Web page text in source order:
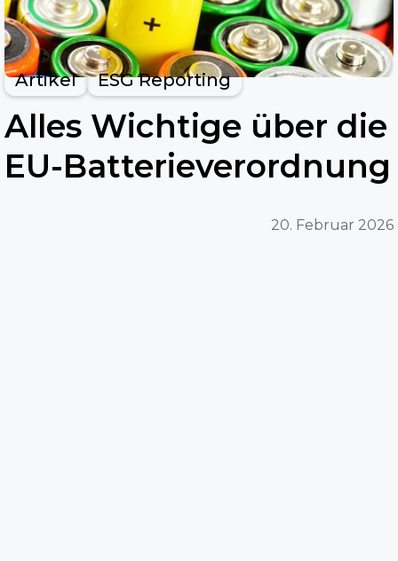
Artikel ESG Reporting
Alles Wichtige über die
EU-Batterieverordnung
20. Februar 2026